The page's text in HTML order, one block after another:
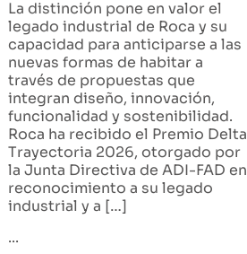
La distinción pone en valor el
legado industrial de Roca y su
capacidad para anticiparse a las
nuevas formas de habitar a
través de propuestas que
integran diseño, innovación,
funcionalidad y sostenibilidad.
Roca ha recibido el Premio Delta
Trayectoria 2026, otorgado por
la Junta Directiva de ADI-FAD en
reconocimiento a su legado
industrial y a […]
...